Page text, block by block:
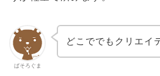
ぱそろぐま
どこででもクリエイ